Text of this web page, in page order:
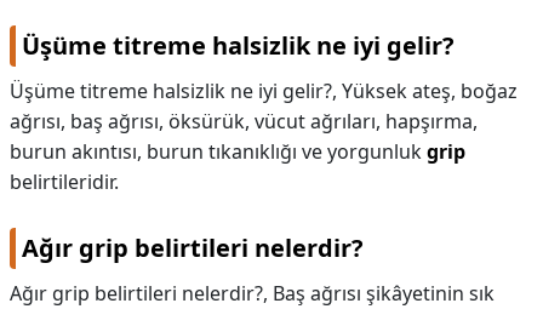
Üşüme titreme halsizlik ne iyi gelir?
Üşüme titreme halsizlik ne iyi gelir?, Yüksek ateş, boğaz
ağrısı, baş ağrısı, öksürük, vücut ağrıları, hapşırma,
burun akıntısı, burun tıkanıklığı ve yorgunlukgrip
belirtileridir.
Ağır grip belirtileri nelerdir?
Ağır grip belirtileri nelerdir?, Baş ağrısı şikâyetinin sık